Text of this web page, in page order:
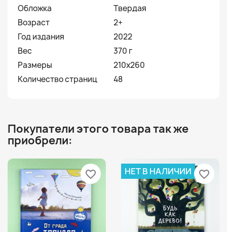
Обложка
Твердая
Возраст
2+
Год издания
2022
Вес
370 г
Размеры
210х260
Количество страниц
48
Покупатели этого товара так же
приобрели:
favorite_border НЕТ В НАЛИЧИИ favorite_border